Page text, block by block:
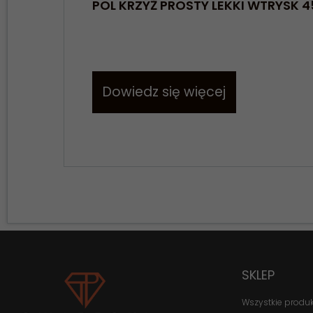
POL KRZYŻ PROSTY LEKKI WTRYSK
Dowiedz się więcej
SKLEP
Wszystkie